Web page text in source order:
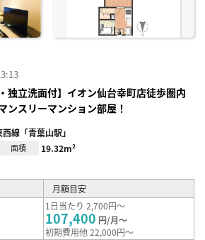
独立洗面付】イオン仙台幸町店徒歩圏内
スリーマンション部屋！
線「青葉山駅」
面積 19.32m²
月額目安
1日当たり 2,700円～
107,400 円/月～
初期費用他 22,000円～